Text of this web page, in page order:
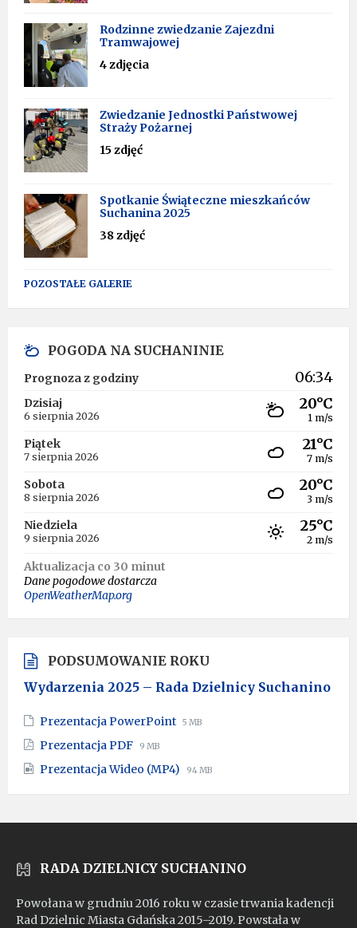
Rodzinne zwiedzanie Zajezdni
Tramwajowej
4 zdjęcia
Zwiedzanie Jednostki Państwowej
Straży Pożarnej
15 zdjęć
Spotkanie Świąteczne mieszkańców
Suchanina 2025
38 zdjęć
POZOSTAŁE GALERIE
POGODA NA SUCHANINIE
Prognoza z godziny 06:34
Dzisiaj
6 sierpnia 2026
20°C
1 m/s
Piątek
7 sierpnia 2026
21°C
7 m/s
Sobota
8 sierpnia 2026
20°C
3 m/s
Niedziela
9 sierpnia 2026
25°C
2 m/s
Aktualizacja co 30 minut
Dane pogodowe dostarcza
OpenWeatherMap.org
PODSUMOWANIE ROKU
Wydarzenia 2025 – Rada Dzielnicy Suchanino
Prezentacja PowerPoint File
File
5 MB
Prezentacja PDF File
pdf
File
9 MB
Prezentacja Wideo (MP4) File
mp4
File
94 MB
RADA DZIELNICY SUCHANINO
Powołana w grudniu 2016 roku w czasie trwania kadencji
Rad Dzielnic Miasta Gdańska 2015–2019. Powstała w